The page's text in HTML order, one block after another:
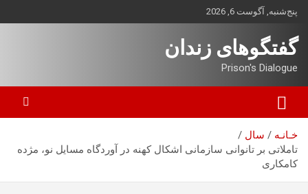
محتوا
بروید
پنج‌شنبه, آگوست 6, 2026
گفتگوهای زندان
Prison's Dialogue
خـانـه
سال
تاملاتی بر تانوانی سازمانی اشکال کهنه در آوردگاه مسایل نو، مژده
کامکاری